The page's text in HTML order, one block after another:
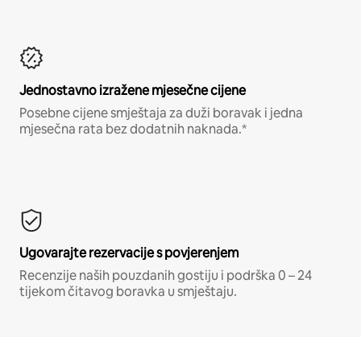
Jednostavno izražene mjesečne cijene
Posebne cijene smještaja za duži boravak i jedna
mjesečna rata bez dodatnih naknada.*
Ugovarajte rezervacije s povjerenjem
Recenzije naših pouzdanih gostiju i podrška 0 – 24
tijekom čitavog boravka u smještaju.